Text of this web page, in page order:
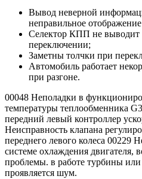
Вывод неверной
неправильное
Селектор КПП не
переключении;
Заметны толчки при
Автомобиль работает
при разгоне.
00048 Неполадки в
температуры теплообменника
передний левый контроллер
Неисправность клапана
переднего левого колеса 00229
системе охлаждения
проблемы. в работе турбины или
проявляется шум.